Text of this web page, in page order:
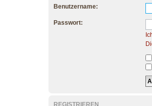
Benutzername:
Passwort:
REGISTRIEREN